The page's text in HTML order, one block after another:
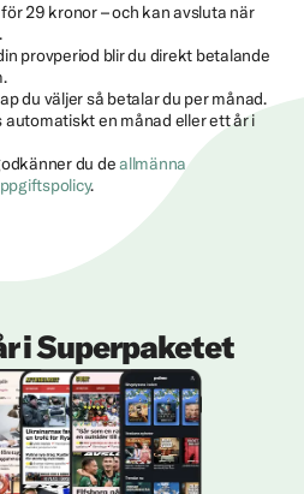
29 kronor – och kan avsluta när
provperiod blir du direkt betalande
du väljer så betalar du per månad.
en månad eller ett år i
du deallmänna
.
i Superpaketet